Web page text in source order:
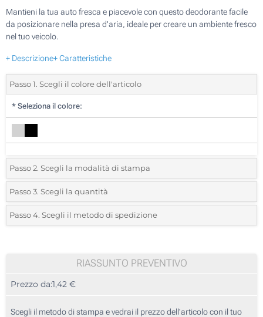
Mantieni la tua auto fresca e piacevole con questo deodorante facile
da posizionare nella presa d'aria, ideale per creare un ambiente fresco
nel tuo veicolo.
+ Descrizione+ Caratteristiche
Passo 1. Scegli il colore dell'articolo
* Seleziona il colore:
Passo 2. Scegli la modalità di stampa
*Seleziona la posizione di stampa e il colore del vostro logo:
1 Colore (Su un lato)
3 Colori (Su un lato)
Passo 3. Scegli la quantità
*Quantità desiderata:
20
50
Passo 4. Scegli il metodo di spedizione
RIASSUNTO PREVENTIVO
Prezzo da:1,42 €
Scegli il metodo di stampa e vedrai il prezzo dell'articolo con il tuo